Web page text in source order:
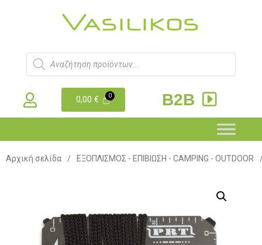
0,00€ B2B
Αρχική σελίδα / ΕΞΟΠΛΙΣΜΟΣ - ΕΠΙΒΙΩΣΗ - CAMPING - OUTDOOR